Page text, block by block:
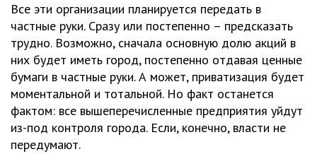
Все эти организации планируется передать в
частные руки. Сразу или постепенно – предсказать
трудно. Возможно, сначала основную долю акций в
них будет иметь город, постепенно отдавая ценные
бумаги в частные руки. А может, приватизация будет
моментальной и тотальной. Но факт останется
фактом: все вышеперечисленные предприятия уйдут
из-под контроля города. Если, конечно, власти не
передумают.